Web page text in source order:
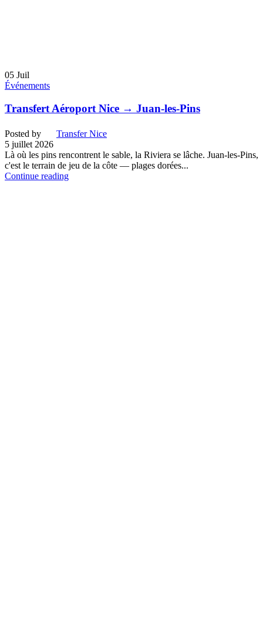
05 Juil
Événements
Transfert Aéroport Nice → Juan-les-Pins
Posted by
Transfer Nice
5 juillet 2026
Là où les pins rencontrent le sable, la Riviera se lâche. Juan-les-Pins,
c'est le terrain de jeu de la côte — plages dorées...
Continue reading